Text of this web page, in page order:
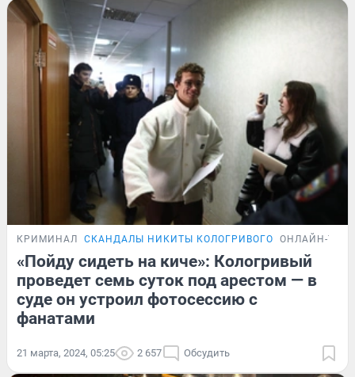
КРИМИНАЛ СКАНДАЛЫ НИКИТЫ КОЛОГРИВОГО ОНЛАЙН-
«Пойду сидеть на киче»: Кологривый
проведет семь суток под арестом — в
суде он устроил фотосессию с
фанатами
21 марта, 2024, 05:25 2 657 Обсудить